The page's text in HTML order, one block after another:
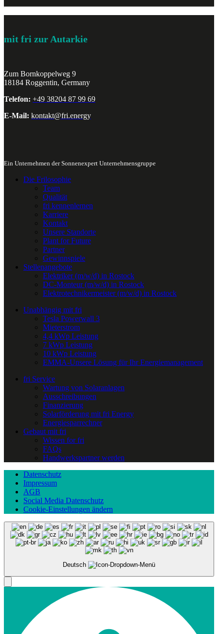
mit fri zur Autarkie
Zum Bornkoppelweg 9
18184 Roggentin, Germany
Telefon: +49 38204 87 99 69
E-Mail: kontakt@fri.energy
Ein Unternehmen der Sonnenexpert Unternehmensgruppe
Die Frilosophie
Team
Qualität
fri kennenlernen
Karriere
Kontakt
Unsere Standorte
Plant for Future
Partner
Gewinnspiele
Stellenangebote
Elektriker (m/w/d) in Rostock
DC-Monteur (m/w/d) in Rostock
Elektrotechnikermeister (m/w/d) in Rostock
Unabhängig mit fri
Tesla Powerwall 3
Mieterstrom
4,4 kWp Leistung
7 kWp Leistung
10 kWp Leistung
EMMA-Unsere Lösung für Ihr Energiemanagement
fri Service
Wartung von Solaranlagen
Ausschreibungen
Finanzierung
Solarförderung mit fri Energy
Energiesparrechner
Gebaut mit fri
Wissen for fri
FAQs
Handwerkspartner werden
Datenschutz
Impressum
AGB
Social Media Datenschutz
Cookie-Einstellungen ändern
Deutsch